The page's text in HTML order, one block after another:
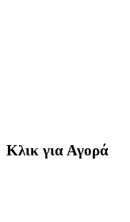
Κλικ για Αγορά